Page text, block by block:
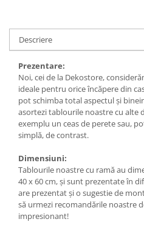
Tricouri aniversare
Tricouri cadou 20 ani
Tricouri cadou 30 ani
Tricouri cadou 40 ani
Tricouri cadou 50 ani
Tricouri cadou 60 ani
Tricouri motociclisti
Tricouri motociclisti
Tricouri enduro
Tricouri offroad
Tricouri biciclisti
Tricouri biciclisti
Descriere
Prezentare:
Noi, cei de la Dekostore,
ideale pentru orice încăpere din
pot schimba total aspectul și
asortezi tablourile noastre cu alte
exemplu un ceas de perete sau,
simplă, de contrast.
Dimensiuni:
Tablourile noastre cu ramă au
40 x 60 cm, și sunt prezentate în
are prezentat și o sugestie de
să urmezi recomandările noastre
impresionant!